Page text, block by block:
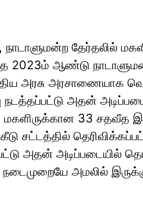
தேர்தலில்
2023ம் ஆண்டு
அரசு அரசாணையாக
அதன்
மகளிருக்கான 33 சதவீத
சட்டத்தில்
அதன் அடிப்படையில்
அமலில்